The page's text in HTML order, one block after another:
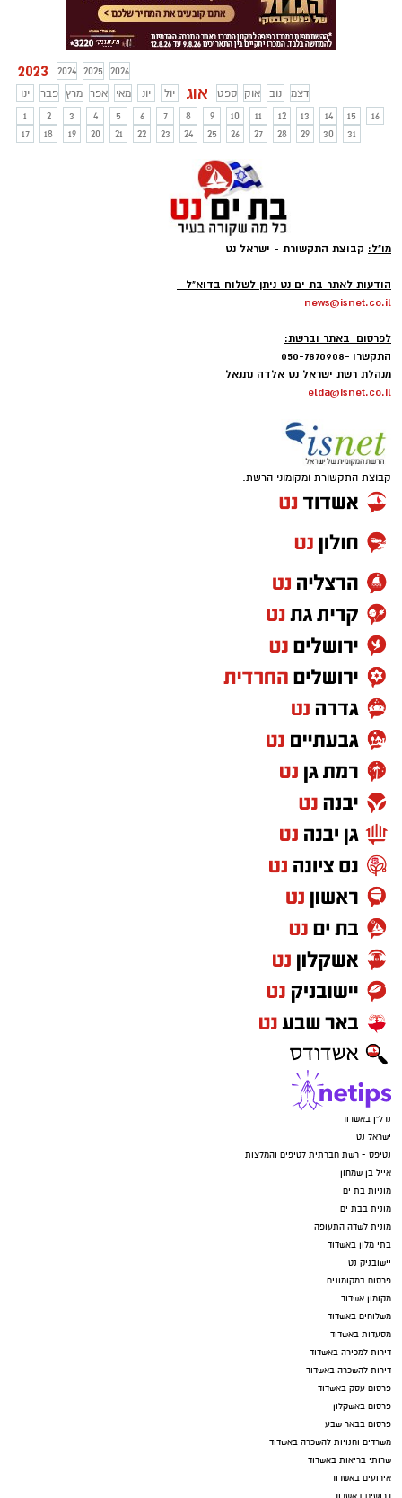
2023 2024 2025
2026
ינו
פבר מרץ אפר מאי יונ יול אוג ספט אוק נוב
דצמ
1
2 3 4 5 6 7 8 9 10 11 12 13 14 15
16
17
18 19 20 21 22 23 24 25 26 27 28 29 30 31
מו"ל: קבוצת התקשורת - ישראל נט
הודעות לאתר בת ים נט ניתן לשלוח בדוא"ל -
news@isnet.co.il
לפרסום באתר וברשת:
התקשרו -050-7870908
מנהלת רשת ישראל נט אלדה נתנאל
elda@isnet.co.il
קבוצת התקשורת ומקומוני הרשת:
נדל"ן באשדוד
ישראל נט
נטיפס - רשת חברתית לטיפים והמלצות
אייל בן שמחון
מוניות בת ים
מונית בבת ים
מונית לשדה התעופה
בתי מלון באשדוד
יישובניק נט
פרסום במקומונים
מקומון אשדוד
משלוחים באשדוד
מסעדות באשדוד
דירות למכירה באשדוד
דירות להשכרה באשדוד
פרסום עסק באשדוד
פרסום באשקלון
פרסום בבאר שבע
משרדים וחנויות להשכרה באשדוד
שרותי בריאות באשדוד
אירועים באשדוד